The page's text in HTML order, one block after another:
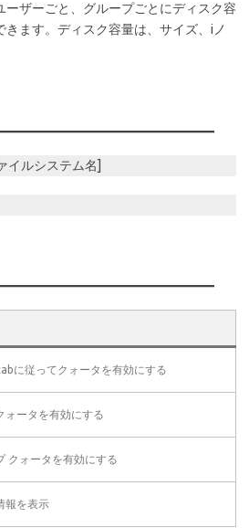
ーザーごと、グループごとにディスク容
ます。ディスク容量は、サイズ、iノ
イルシステム名]
に従ってクォータを有効にする
ォータを有効にする
クォータを有効にする
報を表示